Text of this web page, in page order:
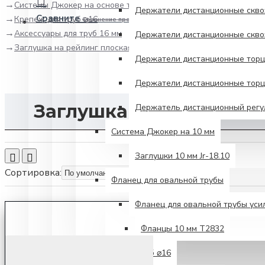
Сравните Сравнение продуктов
Держатели дистанционные
Держатели дистанционные
Держатели дистанционные
Держатели дистанционные
Держатель дистанционный
Система Джокер на 10 мм
Заглушки 10 мм Jr-18.10
Фланец для овальной трубы
Фланец для овальной трубы
Фланцы 10 мм Т2832
Крепеж для труб ⌀16
Системы Джокер на основе труб
Крепеж для труб ⌀16
Аксессуары для труб 16 мм
Заглушка на рейлинг плоская черный матовый RAT-16 BL
Заглушка на рейлинг
Сортировка: